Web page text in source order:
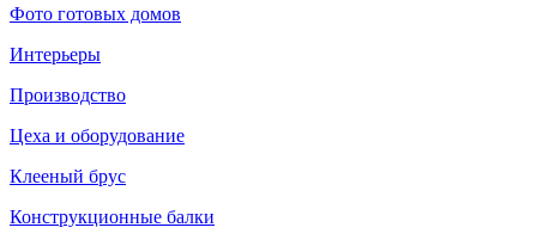
Фото готовых домов
Интерьеры
Производство
Цеха и оборудование
Клееный брус
Конструкционные балки